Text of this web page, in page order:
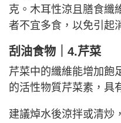
克。木耳性涼且膳食纖
者不宜多食，以免引起
刮油食物｜4.芹菜
芹菜中的纖維能增加飽
的活性物質芹菜素，具
建議焯水後涼拌或清炒